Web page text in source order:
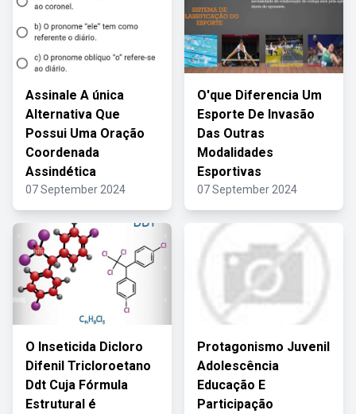
Assinale A única
Alternativa Que
Possui Uma Oração
Coordenada
Assindética
07 September 2024
O'que Diferencia Um
Esporte De Invasão
Das Outras
Modalidades
Esportivas
07 September 2024
O Inseticida Dicloro
Difenil Tricloroetano
Ddt Cuja Fórmula
Estrutural é
Protagonismo Juvenil
Adolescência
Educação E
Participação